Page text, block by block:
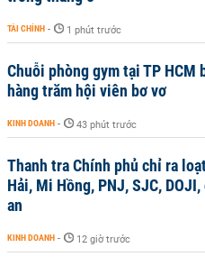
TÀI CHÍNH - 1 phút trước
Chuỗi phòng gym tại TP HCM
hàng trăm hội viên bơ vơ
KINH DOANH - 43 phút trước
Thanh tra Chính phủ chỉ ra
Hải, Mi Hồng, PNJ, SJC,
an
KINH DOANH - 12 giờ trước